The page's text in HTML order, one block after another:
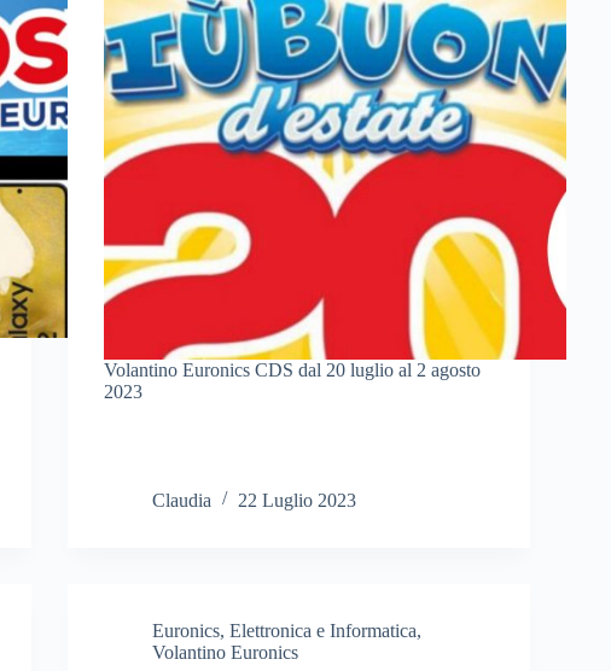
Volantino Euronics CDS dal 20 luglio al 2 agosto
2023
Claudia 22 Luglio 2023
Euronics, Elettronica e Informatica,
Volantino Euronics